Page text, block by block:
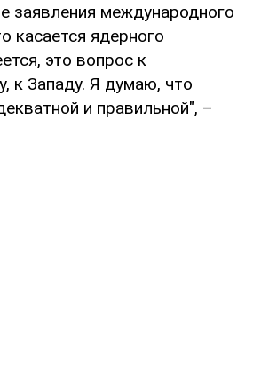
заявления международного
касается ядерного
это вопрос к
к Западу. Я думаю, что
и правильной", –